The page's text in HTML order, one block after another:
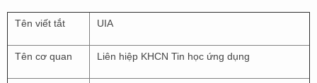
Tên viết tắt UIA
Tên cơ quan Liên hiệp KHCN Tin học ứng dụng